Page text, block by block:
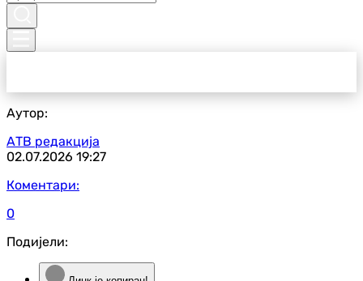
Аутор:
АТВ редакција
02.07.2026 19:27
Коментари:
0
Подијели: